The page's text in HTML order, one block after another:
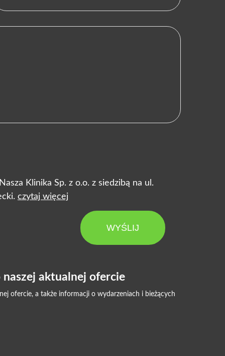
Klinika Sp. z o.o. z siedzibą na ul.
czytaj więcej
WYŚLIJ
naszej aktualnej ofercie
ofercie, a także informacji o wydarzeniach i bieżących